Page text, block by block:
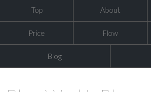
Top About
Price Flow
Blog